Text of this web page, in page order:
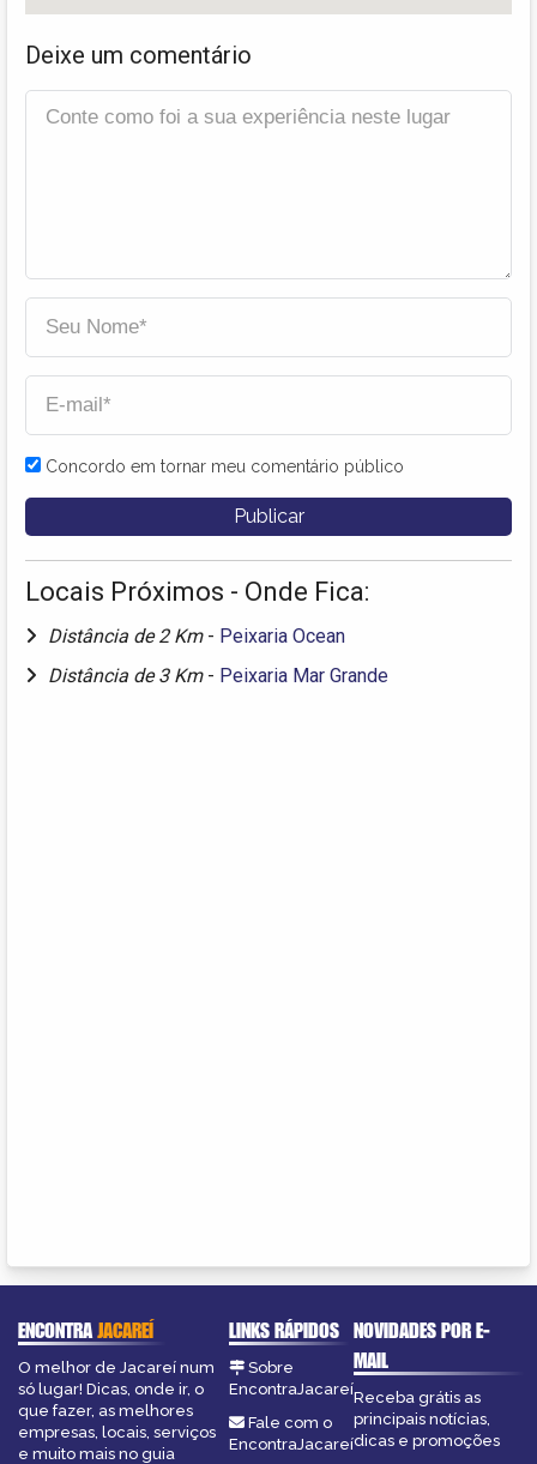
Deixe um comentário
Concordo em tornar meu comentário público
Locais Próximos - Onde Fica:
Distância de 2 Km - Peixaria Ocean
Distância de 3 Km - Peixaria Mar Grande
ENCONTRAJACAREÍ
O melhor de Jacareí num
só lugar! Dicas, onde ir, o
que fazer, as melhores
empresas, locais, serviços
e muito mais no guia
LINKS RÁPIDOS
Sobre
EncontraJacareí
Fale com o
EncontraJacareí
NOVIDADES POR E-
MAIL
Receba grátis as
principais notícias,
dicas e promoções